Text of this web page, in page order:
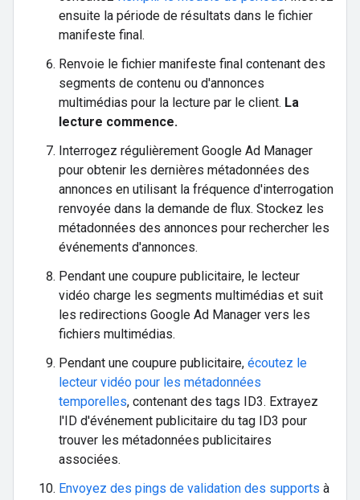
ensuite la période de résultats dans le fichier
manifeste final.
Renvoie le fichier manifeste final contenant des
segments de contenu ou d'annonces
multimédias pour la lecture par le client. La
lecture commence.
Interrogez régulièrement Google Ad Manager
pour obtenir les dernières métadonnées des
annonces en utilisant la fréquence d'interrogation
renvoyée dans la demande de flux. Stockez les
métadonnées des annonces pour rechercher les
événements d'annonces.
Pendant une coupure publicitaire, le lecteur
vidéo charge les segments multimédias et suit
les redirections Google Ad Manager vers les
fichiers multimédias.
Pendant une coupure publicitaire, écoutez le
lecteur vidéo pour les métadonnées
temporelles, contenant des tags ID3. Extrayez
l'ID d'événement publicitaire du tag ID3 pour
trouver les métadonnées publicitaires
associées.
Envoyez des pings de validation des supports à